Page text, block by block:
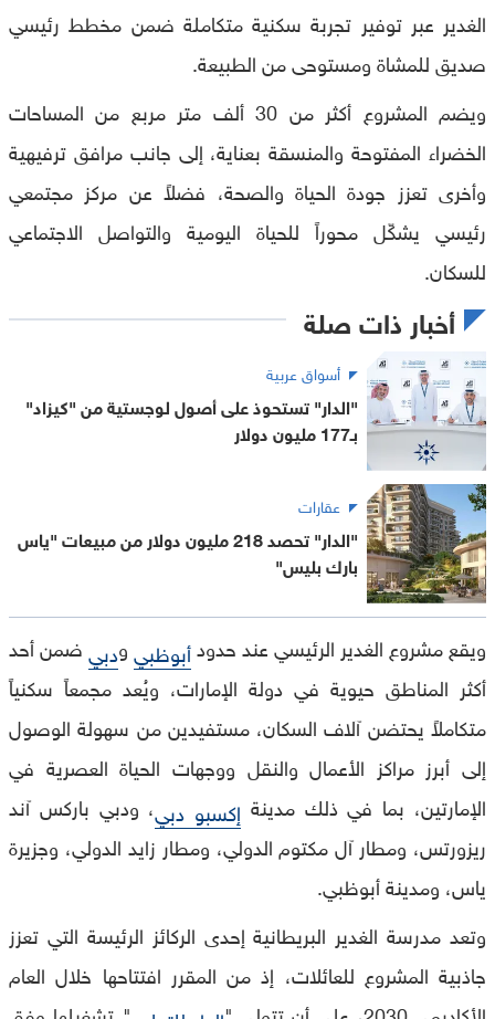
الغدير عبر توفير تجربة سكنية متكاملة ضمن مخطط رئيسي
صديق للمشاة ومستوحى من الطبيعة.
ويضم المشروع أكثر من 30 ألف متر مربع من المساحات
الخضراء المفتوحة والمنسقة بعناية، إلى جانب مرافق ترفيهية
وأخرى تعزز جودة الحياة والصحة، فضلاً عن مركز مجتمعي
رئيسي يشكّل محوراً للحياة اليومية والتواصل الاجتماعي
للسكان.
أخبار ذات صلة
أسواق عربية
"الدار" تستحوذ على أصول لوجستية من "كيزاد"
بـ177 مليون دولار
عقارات
"الدار" تحصد 218 مليون دولار من مبيعات "ياس
بارك بليس"
ويقع مشروع الغدير الرئيسي عند حدودأبوظبيودبيضمن أحد
أكثر المناطق حيوية في دولة الإمارات، ويُعد مجمعاً سكنياً
متكاملاً يحتضن آلاف السكان، مستفيدين من سهولة الوصول
إلى أبرز مراكز الأعمال والنقل ووجهات الحياة العصرية في
الإمارتين، بما في ذلك مدينة إكسبو دبي، ودبي باركس آند
ريزورتس، ومطار آل مكتوم الدولي، ومطار زايد الدولي، وجزيرة
ياس، ومدينة أبوظبي.
وتعد مدرسة الغدير البريطانية إحدى الركائز الرئيسة التي تعزز
جاذبية المشروع للعائلات، إذ من المقرر افتتاحها خلال العام